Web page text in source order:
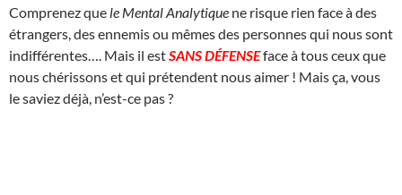
Comprenez que le Mental Analytique ne risque rien face à des
étrangers, des ennemis ou mêmes des personnes qui nous sont
indifférentes…. Mais il estSANS DÉFENSEface à tous ceux que
nous chérissons et qui prétendent nous aimer ! Mais ça, vous
le saviez déjà, n’est-ce pas ?